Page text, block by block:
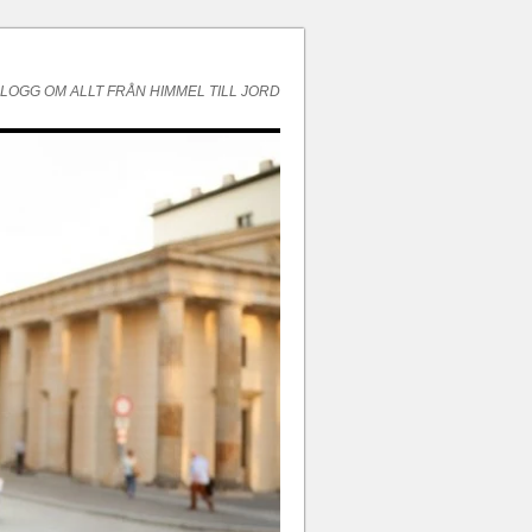
OM ALLT FRÅN HIMMEL TILL JORD